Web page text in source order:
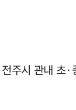
주시 관내